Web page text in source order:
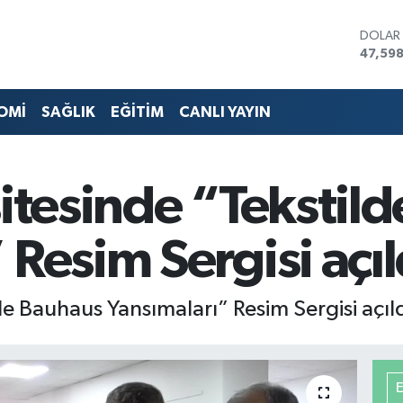
EURO
DOLAR
SAĞLIK EĞİTİM CANLI YAYIN
Resim Sergisi
Yansımaları” Resim Sergisi